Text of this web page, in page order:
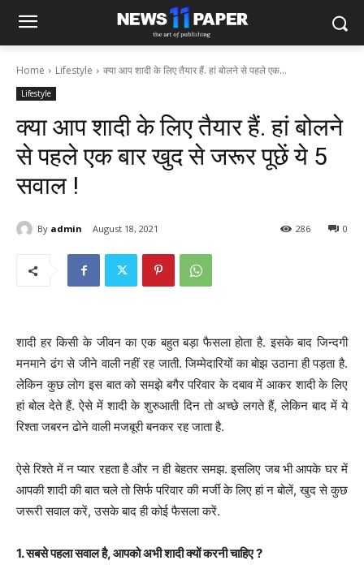
Home Lifestyle क्या आप शादी के लिए तैयार हैं. हां बोलने से पहले एक...
Lifestyle
क्या आप शादी के लिए तैयार हैं. हां बोलने
से पहले एक बार खुद से जरूर पूछें ये 5
सवाल !
By admin August 18, 2021 0
286
शादी हर किसी के जीवन का एक बहुत बड़ा फैसला होता है. इसके बाद जिन्दगी
मनमाने ढंग से जीने वाली नहीं रह जाती. जिम्मेदारियों का बोझ उठाना ही पड़ता है.
लेकिन कुछ लोग इस बात को समझे बगैर परिवार के दबाव में आकर शादी के लिए
हां बोल देते हैं. ऐसे में शादी के शुरुआती दिन तो अच्छे लगते हैं, लेकिन बाद में ये
रिश्ता जबरन ढोने वाली मजबूरी बनकर रह जाता है.
ऐसे रिश्ते में न प्यार रहता है और न ही बेहतर समझ. इसलिए जब भी आपके घर में
आपकी शादी की बात चले तो सिर्फ परिवार की मर्जी के लिए हां न बोलें, खुद से कुछ
जरूरी सवाल करें, उसके बाद ही कोई फैसला करें.
1. सबसे पहला सवाल है, आपको अभी शादी क्यों करनी चाहिए ?